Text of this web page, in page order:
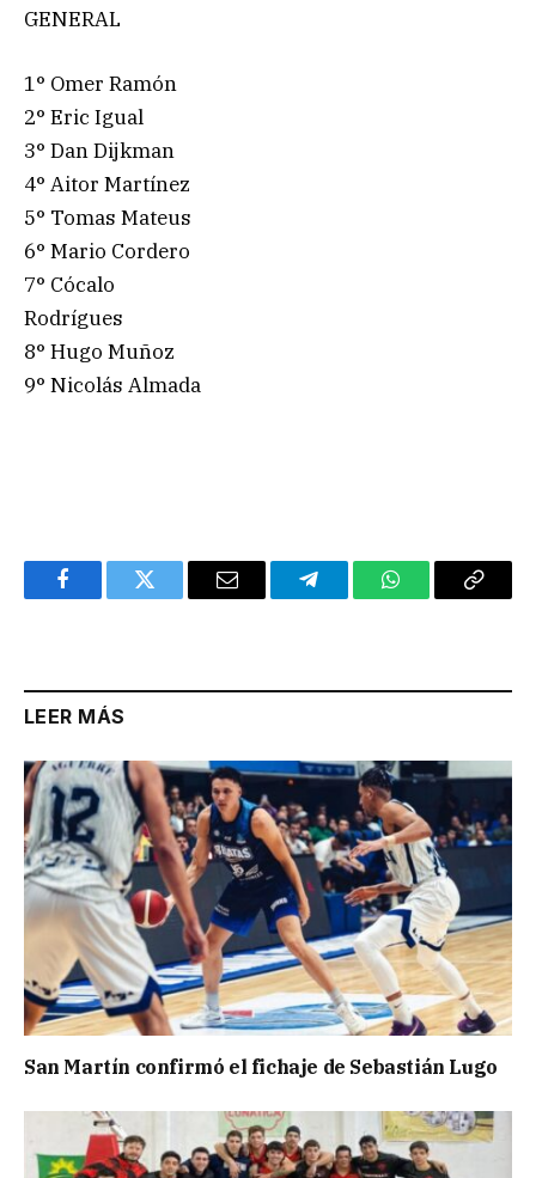
GENERAL
1° Omer Ramón
2° Eric Igual
3° Dan Dijkman
4° Aitor Martínez
5° Tomas Mateus
6° Mario Cordero
7° Cócalo
Rodrígues
8° Hugo Muñoz
9° Nicolás Almada
FacebookTwitter Email TelegramWhatsAppCopy
LEER MÁS
San Martín confirmó el fichaje de Sebastián Lugo